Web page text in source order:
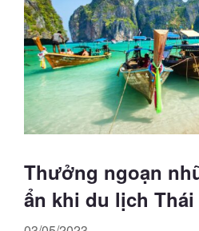
Thưởng ngoạn
ẩn khi du lịch Thái